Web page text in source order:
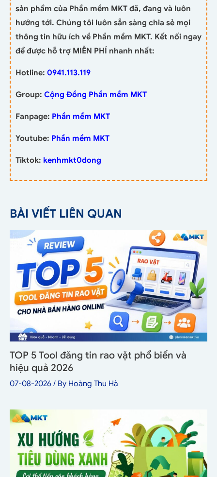
sản phẩm của Phần mềm MKT đã, đang và luôn
hướng tới. Chúng tôi luôn sẵn sàng chia sẻ mọi
thông tin hữu ích về Phần mềm MKT. Kết nối ngay
để được hỗ trợ MIỄN PHÍ nhanh nhất:
Hotline: 0941.113.119
Group: Cộng Đồng Phần mềm MKT
Fanpage: Phần mềm MKT
Youtube: Phần mềm MKT
Tiktok: kenhmkt0dong
BÀI VIẾT LIÊN QUAN
TOP 5 Tool đăng tin rao vặt phổ biến và
hiệu quả 2026
07-08-2026 / By Hoàng Thu Hà